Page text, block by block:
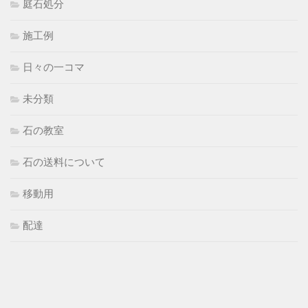
庭石処分
施工例
日々の一コマ
未分類
石の教室
石の送料について
移動用
配達